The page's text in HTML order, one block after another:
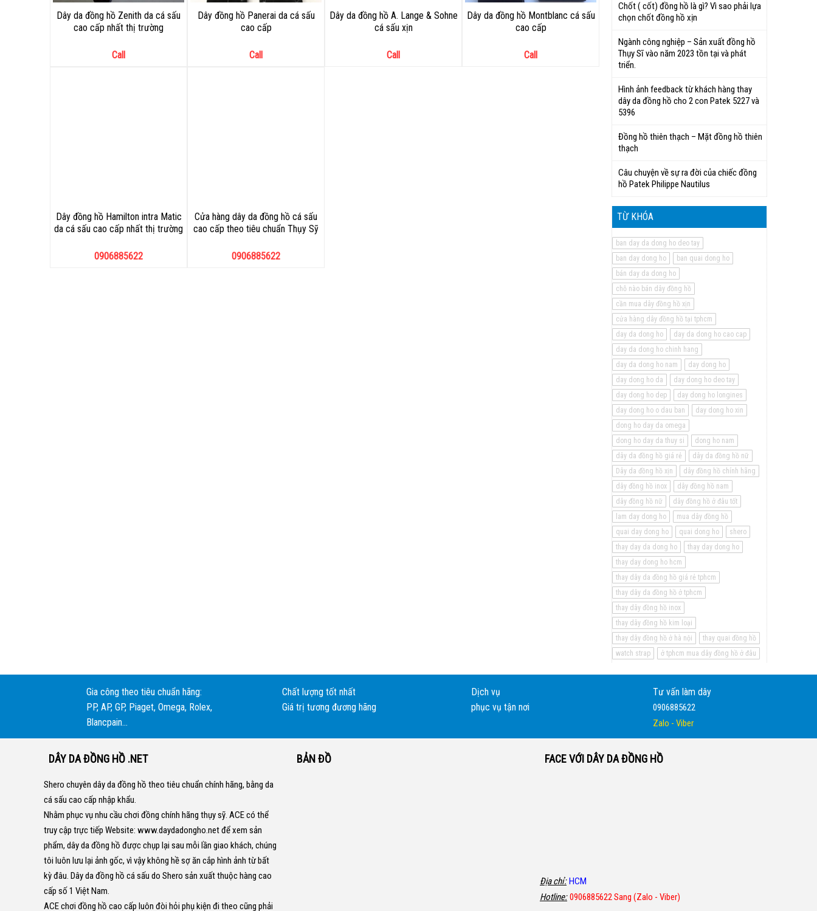
Dây da đồng hồ Zenith da cá sấu
cao cấp nhất thị trường
Call
Dây đồng hồ Panerai da cá sấu
cao cấp
Call
Dây da đồng hồ A. Lange & Sohne
cá sấu xịn
Call
Dây da đồng hồ Montblanc cá sấu
cao cấp
Call
Dây đồng hồ Hamilton intra Matic
da cá sấu cao cấp nhất thị trường
0906885622
Cửa hàng dây da đồng hồ cá sấu
cao cấp theo tiêu chuẩn Thụy Sỹ
0906885622
Chốt ( cốt) đồng hồ là gì? Vì sao phải lựa
chọn chốt đồng hồ xịn
Ngành công nghiệp – Sản xuất đồng hồ
Thụy Sĩ vào năm 2023 tồn tại và phát
triển.
Hình ảnh feedback từ khách hàng thay
dây da đồng hồ cho 2 con Patek 5227 và
5396
Đồng hồ thiên thạch – Mặt đồng hồ thiên
thạch
Câu chuyện về sự ra đời của chiếc đồng
hồ Patek Philippe Nautilus
TỪ KHÓA
ban day da dong ho deo tay
ban day dong ho
ban quai dong ho
bán day da dong ho
chỗ nào bán dây đồng hồ
cần mua dây đồng hồ xịn
cửa hàng dây đồng hồ tại tphcm
day da dong ho
day da dong ho cao cap
day da dong ho chinh hang
day da dong ho nam
day dong ho
day dong ho da
day dong ho deo tay
day dong ho dep
day dong ho longines
day dong ho o dau ban
day dong ho xin
dong ho day da omega
dong ho day da thuy si
dong ho nam
dây da đồng hồ giá rẻ
dây da đồng hồ nữ
Dây da đồng hồ xịn
dây đồng hồ chính hãng
dây đồng hồ inox
dây đồng hồ nam
dây đồng hồ nữ
dây đồng hồ ở đâu tốt
lam day dong ho
mua dây đồng hồ
quai day dong ho
quai dong ho
shero
thay day da dong ho
thay day dong ho
thay day dong ho hcm
thay dây da đồng hồ giá rẻ tphcm
thay dây da đồng hồ ở tphcm
thay dây đồng hồ inox
thay dây đồng hồ kim loại
thay dây đồng hồ ở hà nội
thay quai đồng hồ
watch strap
ở tphcm mua dây đồng hồ ở đâu
Gia công theo tiêu chuẩn hãng:
PP, AP, GP, Piaget, Omega, Rolex,
Blancpain...
Chất lượng tốt nhất
Giá trị tương đương hãng
Dịch vụ
phục vụ tận nơi
Tư vấn làm dây
0906885622
Zalo - Viber
DÂY DA ĐỒNG HỒ .NET
Shero chuyên dây da đồng hồ theo tiêu chuẩn chính hãng, bằng da
cá sấu cao cấp nhập khẩu.
Nhằm phục vụ nhu cầu chơi đồng chính hãng thụy sỹ. ACE có thể
truy cập trực tiếp Website: www.daydadongho.netđể xem sản
phẩm, dây da đồng hồ được chụp lại sau mỗi lần giao khách, chúng
tôi luôn lưu lại ảnh gốc, vì vậy không hề sợ ăn cắp hình ảnh từ bất
kỳ đâu. Dây da đồng hồ cá sấu do Shero sản xuất thuộc hàng cao
cấp số 1 Việt Nam.
ACE chơi đồng hồ cao cấp luôn đòi hỏi phụ kiện đi theo cũng phải
BẢN ĐỒ FACE VỚI DÂY DA ĐỒNG HỒ
Địa chỉ: HCM
Hotline: 0906885622 Sang (Zalo - Viber)